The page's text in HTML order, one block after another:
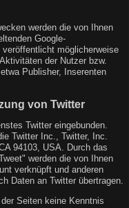
werden die von Ihnen
Google-
möglicherweise
der Nutzer bzw.
Publisher, Inserenten
von Twitter
Twitter eingebunden.
Twitter Inc., Twitter, Inc.
94103, USA. Durch das
werden die von Ihnen
verknüpft und anderen
Daten an Twitter übertragen.
Seiten keine Kenntnis